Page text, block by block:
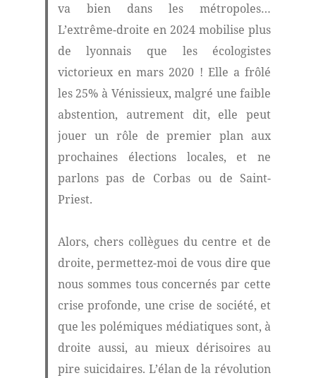
va bien dans les métropoles…
L’extrême-droite en 2024 mobilise plus
de lyonnais que les écologistes
victorieux en mars 2020 ! Elle a frôlé
les 25% à Vénissieux, malgré une faible
abstention, autrement dit, elle peut
jouer un rôle de premier plan aux
prochaines élections locales, et ne
parlons pas de Corbas ou de Saint-
Priest.
Alors, chers collègues du centre et de
droite, permettez-moi de vous dire que
nous sommes tous concernés par cette
crise profonde, une crise de société, et
que les polémiques médiatiques sont, à
droite aussi, au mieux dérisoires au
pire suicidaires. L’élan de la révolution